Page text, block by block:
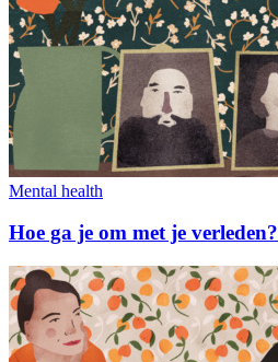
Mental health
Hoe ga je om met je verleden?